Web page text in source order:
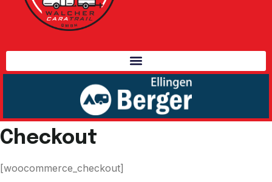
Checkout
[woocommerce_checkout]